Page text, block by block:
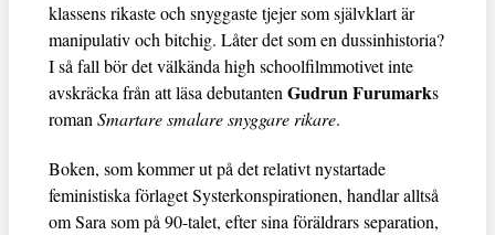
klassens rikaste och snyggaste tjejer som självklart är
manipulativ och bitchig. Låter det som en dussinhistoria?
I så fall bör det välkända high schoolfilmmotivet inte
avskräcka från att läsa debutantenGudrun Furumarks
romanSmartare smalare snyggare rikare.
Boken, som kommer ut på det relativt nystartade
feministiska förlaget Systerkonspirationen, handlar alltså
om Sara som på 90-talet, efter sina föräldrars separation,